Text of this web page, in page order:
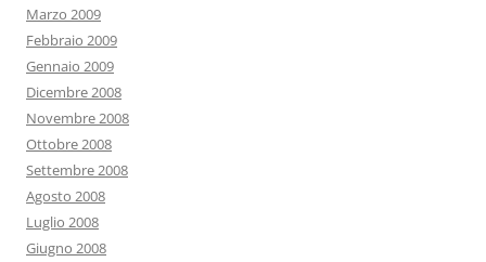
Marzo 2009
Febbraio 2009
Gennaio 2009
Dicembre 2008
Novembre 2008
Ottobre 2008
Settembre 2008
Agosto 2008
Luglio 2008
Giugno 2008